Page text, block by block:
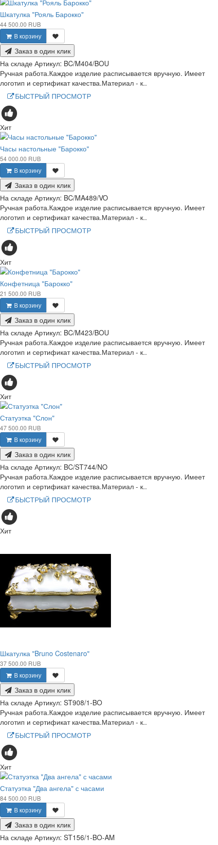
Шкатулка "Рояль Барокко"
44 500.00 RUB
В корзину
Заказ в один клик
На складе Артикул: BC/M404/BOU
Ручная работа.Каждое изделие расписывается вручную. Имеет
логотип и сертификат качества.Материал - к..
БЫСТРЫЙ ПРОСМОТР
Хит
Часы настольные "Барокко"
54 000.00 RUB
В корзину
Заказ в один клик
На складе Артикул: BC/MA489/VO
Ручная работа.Каждое изделие расписывается вручную. Имеет
логотип и сертификат качества.Материал - к..
БЫСТРЫЙ ПРОСМОТР
Хит
Конфетница "Барокко"
21 500.00 RUB
В корзину
Заказ в один клик
На складе Артикул: BC/M423/BOU
Ручная работа.Каждое изделие расписывается вручную. Имеет
логотип и сертификат качества.Материал - к..
БЫСТРЫЙ ПРОСМОТР
Хит
Статуэтка "Слон"
47 500.00 RUB
В корзину
Заказ в один клик
На складе Артикул: BC/ST744/NO
Ручная работа.Каждое изделие расписывается вручную. Имеет
логотип и сертификат качества.Материал - к..
БЫСТРЫЙ ПРОСМОТР
Хит
Шкатулка "Bruno Costenaro"
37 500.00 RUB
В корзину
Заказ в один клик
На складе Артикул: ST908/1-BO
Ручная работа.Каждое изделие расписывается вручную. Имеет
логотип и сертификат качества.Материал - к..
БЫСТРЫЙ ПРОСМОТР
Хит
Статуэтка "Два ангела" с часами
84 500.00 RUB
В корзину
Заказ в один клик
На складе Артикул: ST156/1-BO-AM